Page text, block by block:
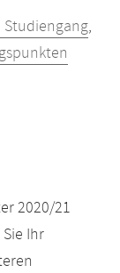
,
2020/21
Ihr